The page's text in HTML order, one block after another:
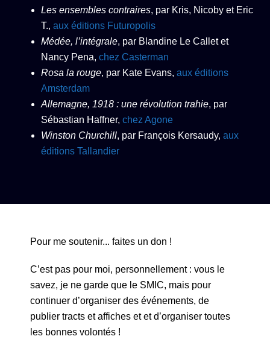
Les ensembles contraires, par Kris, Nicoby et Eric
T., aux éditions Futuropolis
Médée, l’intégrale, par Blandine Le Callet et
Nancy Pena, chez Casterman
Rosa la rouge, par Kate Evans, aux éditions
Amsterdam
Allemagne, 1918 : une révolution trahie, par
Sébastian Haffner, chez Agone
Winston Churchill, par François Kersaudy, aux
éditions Tallandier
Pour me soutenir... faites un don !
C’est pas pour moi, personnellement : vous le
savez, je ne garde que le SMIC, mais pour
continuer d’organiser des événements, de
publier tracts et affiches et et d’organiser toutes
les bonnes volontés !